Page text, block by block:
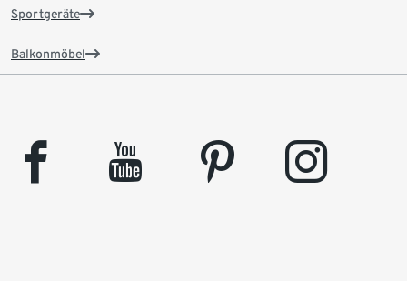
Sportgeräte
Balkonmöbel
facebook youtube pinterest instagram